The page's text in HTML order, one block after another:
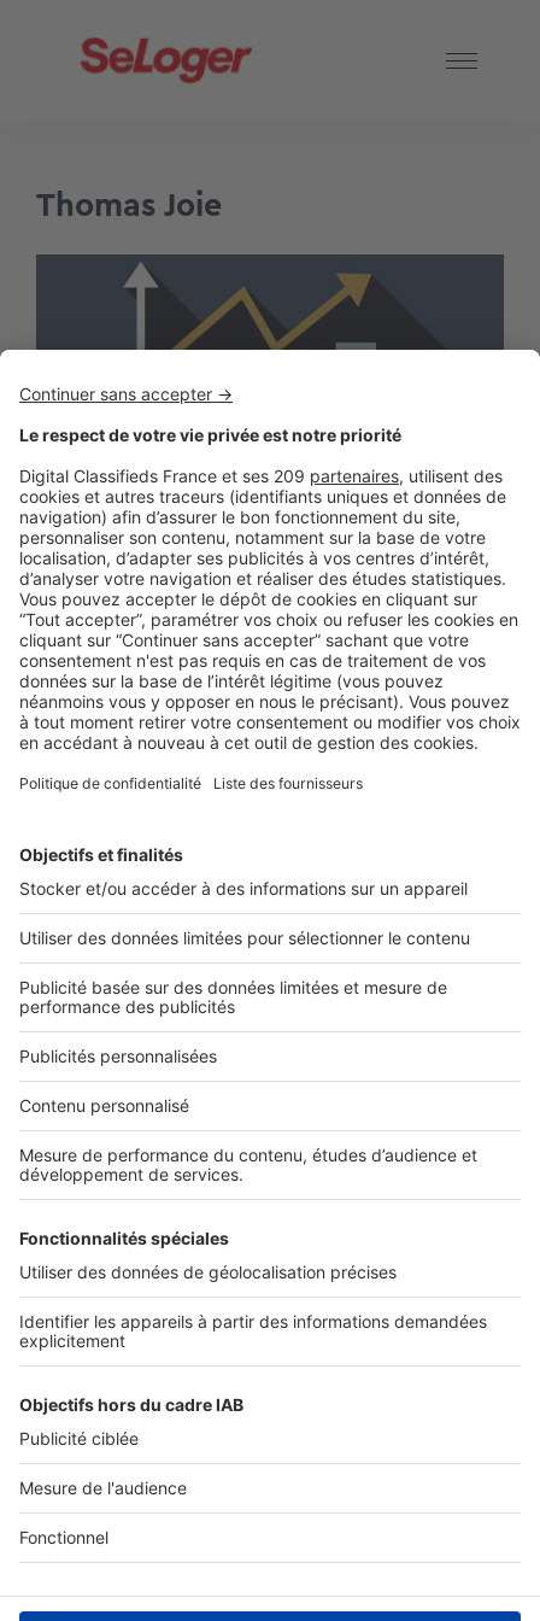
Thomas Joie
LES CHIFFRES
Baromètre LPI-SeLoger Décembre 2015
Comme chaque année, les prix des logements anciens
reculent avec l’arrivée de l’hiver. Mais cette année, le ...
2 rue des Italiens 75009 Paris
01 53 38 80 00
Nos solutions pro
Actualités pro
Nous contacter
Connexion à My SeLoger Pro
Espace Presse